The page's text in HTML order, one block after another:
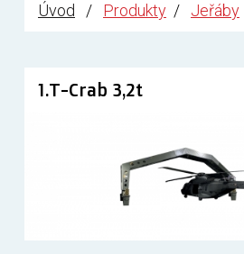
Úvod Produkty Jeřáby
1.T-Crab 3,2t